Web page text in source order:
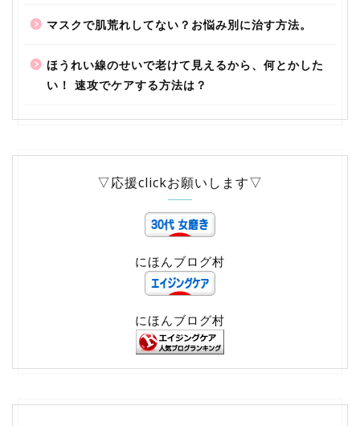
マスクで肌荒れしてない？お悩み別に治す方法。
ほうれい線のせいで老けて見えるから、何とかした
い！ 速攻でケアする方法は？
▽応援clickお願いします▽
にほんブログ村
にほんブログ村